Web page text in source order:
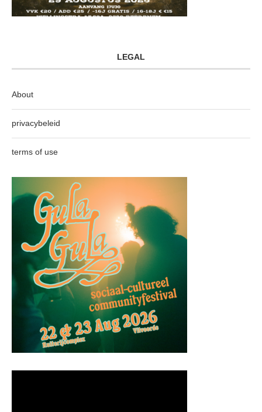
LEGAL
About
privacybeleid
terms of use